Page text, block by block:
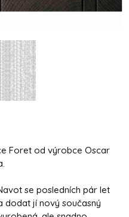
Foret od výrobce Oscar
se posledních pár let
dodat jí nový současný